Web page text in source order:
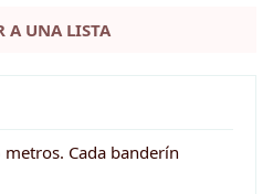
A UNA LISTA
Cada banderín